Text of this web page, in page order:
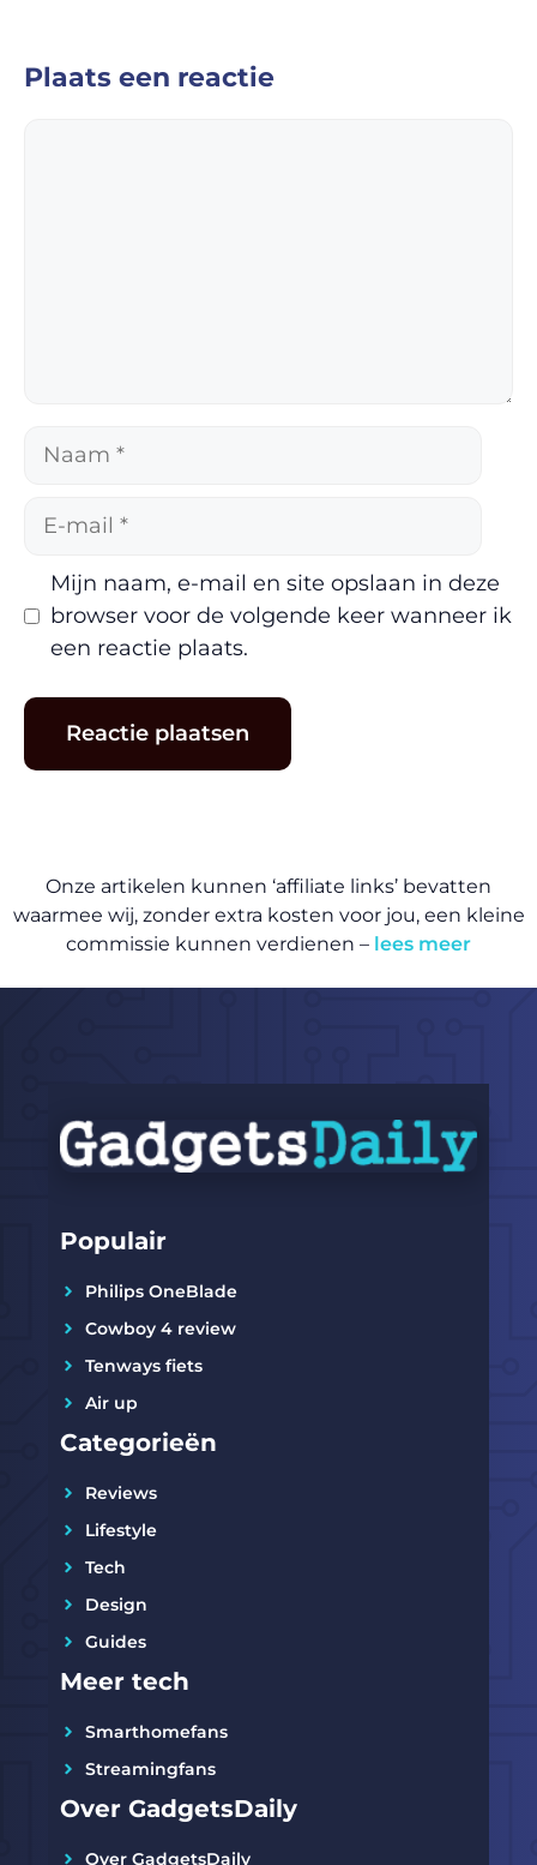
Plaats een reactie
Naam
Mijn naam, e-mail en site opslaan in deze
browser voor de volgende keer wanneer ik
een reactie plaats.
Onze artikelen kunnen ‘affiliate links’ bevatten
waarmee wij, zonder extra kosten voor jou, een kleine
commissie kunnen verdienen – lees meer
Populair
Philips OneBlade
Cowboy 4 review
Tenways fiets
Air up
Categorieën
Reviews
Lifestyle
Tech
Design
Guides
Meer tech
Smarthomefans
Streamingfans
Over GadgetsDaily
Over GadgetsDaily